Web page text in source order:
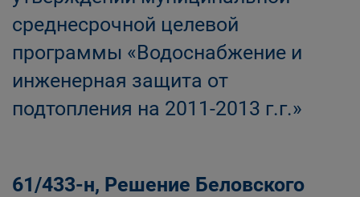
среднесрочной целевой
программы «Водоснабжение и
инженерная защита от
подтопления на 2011-2013 г.г.»
61/433-н, Решение Беловского